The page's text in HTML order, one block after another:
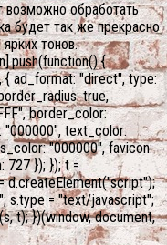
возможно обработать
будет так же прекрасно
тонов.
{
{ ad_format: "direct", type:
true,
border_color:
"000000", text_color:
"000000", favicon:
727 }); }); t =
d.createElement("script");
s.type = "text/javascript";
t); })(window, document,